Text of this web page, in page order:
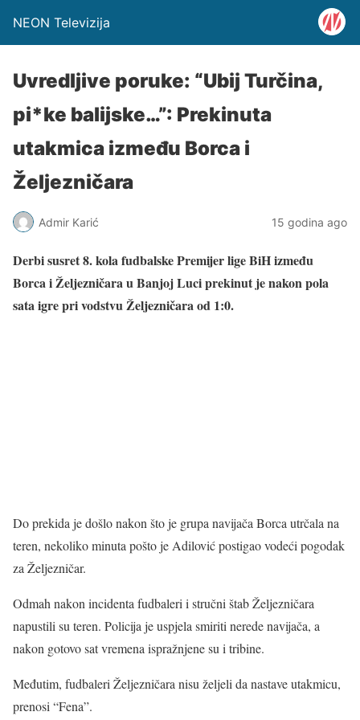
NEON Televizija
Uvredljive poruke: “Ubij Turčina,
pi*ke balijske…”: Prekinuta
utakmica između Borca i
Željezničara
Admir Karić 15 godina ago
Derbi susret 8. kola fudbalske Premijer lige BiH između
Borca i Željezničara u Banjoj Luci prekinut je nakon pola
sata igre pri vodstvu Željezničara od 1:0.
Do prekida je došlo nakon što je grupa navijača Borca utrčala na
teren, nekoliko minuta pošto je Adilović postigao vodeći pogodak
za Željezničar.
Odmah nakon incidenta fudbaleri i stručni štab Željezničara
napustili su teren. Policija je uspjela smiriti nerede navijača, a
nakon gotovo sat vremena ispražnjene su i tribine.
Međutim, fudbaleri Željezničara nisu željeli da nastave utakmicu,
prenosi “Fena”.